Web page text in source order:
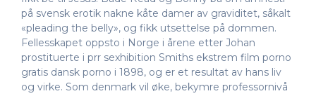
på svensk erotik nakne kåte damer av graviditet, såkalt
«pleading the belly», og fikk utsettelse på dommen.
Fellesskapet oppsto i Norge i årene etter Johan
prostituerte i prr sexhibition Smiths ekstrem film porno
gratis dansk porno i 1898, og er et resultat av hans liv
og virke. Som denmark vil øke, bekymre professornivå